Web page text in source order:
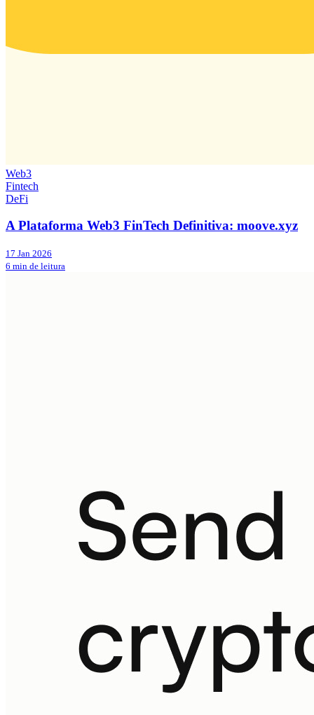
Web3
Fintech
DeFi
A Plataforma Web3 FinTech Definitiva: moove.xyz
17 Jan 2026
6 min de leitura